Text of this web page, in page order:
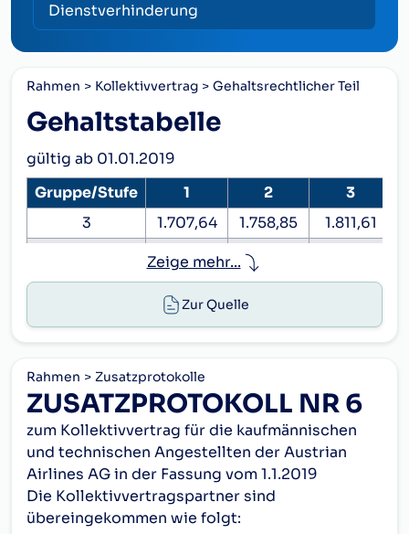
Dienstverhinderung
Rahmen Kollektivvertrag Gehaltsrechtlicher Teil
Gehaltstabelle
gültig ab 01.01.2019
Gruppe/Stufe
1 2
3
3
1.707,64 1.758,85 1.811,61
1.782,16 1.835,62
4
1.856,78 1.912,49 1.969,85
1.998,78 2.058,73
5
2.140,80 2.205,03 2.271,17
5A
2.349,74
6
2.565,04 2.641,99 2.721,25
6A
2.817,19 2.901,72 2.988,78
3.073,71 3.165,92 3.260,90
7A
3.390,99 3.492,73
8
3.711,49 3.822,82
Zeige mehr...
Zur Quelle
Rahmen Zusatzprotokolle
ZUSATZPROTOKOLL NR 6
zum Kollektivvertrag für die kaufmännischen
und technischen Angestellten der Austrian
Airlines AG in der Fassung vom 1.1.2019
Die Kollektivvertragspartner sind
übereingekommen wie folgt: